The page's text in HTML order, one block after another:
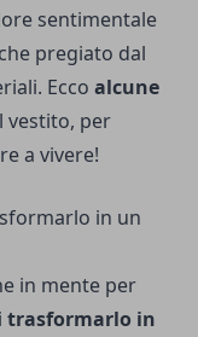
sentimentale
pregiato dal
Ecco alcune
vestito, per
a vivere!
in un
in mente per
trasformarlo in